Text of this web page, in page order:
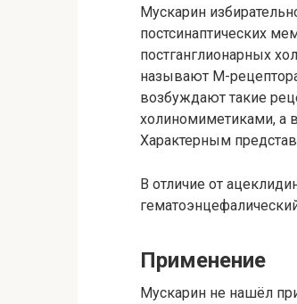
Мускарин
постсинаптических
постганглионарных
называют М-
возбуждают такие
холиномиметиками, а
Характерным
В отличие от
Применение
Мускарин не нашёл